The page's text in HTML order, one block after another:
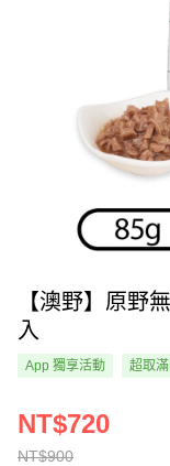
【澳野】原野
入
App 獨享活動 超取
NT$900
NT$720